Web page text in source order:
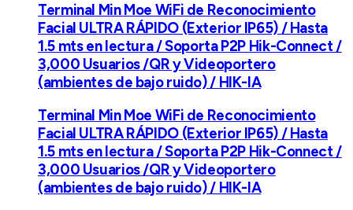
Terminal Min Moe WiFi de Reconocimiento
Facial ULTRA RÁPIDO (Exterior IP65) / Hasta
1.5 mts en lectura / Soporta P2P Hik-Connect /
3,000 Usuarios /QR y Videoportero
(ambientes de bajo ruido) / HIK-IA
Terminal Min Moe WiFi de Reconocimiento
Facial ULTRA RÁPIDO (Exterior IP65) / Hasta
1.5 mts en lectura / Soporta P2P Hik-Connect /
3,000 Usuarios /QR y Videoportero
(ambientes de bajo ruido) / HIK-IA